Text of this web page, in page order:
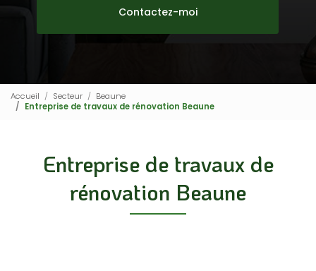
Contactez-moi
Accueil Secteur
Beaune
Entreprise de travaux de rénovation Beaune
Entreprise de travaux de
rénovation Beaune